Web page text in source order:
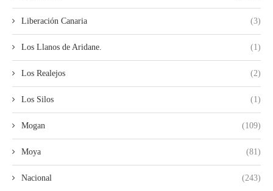
Liberación Canaria (3)
Los Llanos de Aridane. (1)
Los Realejos (2)
Los Silos (1)
Mogan (109)
Moya (81)
Nacional (243)